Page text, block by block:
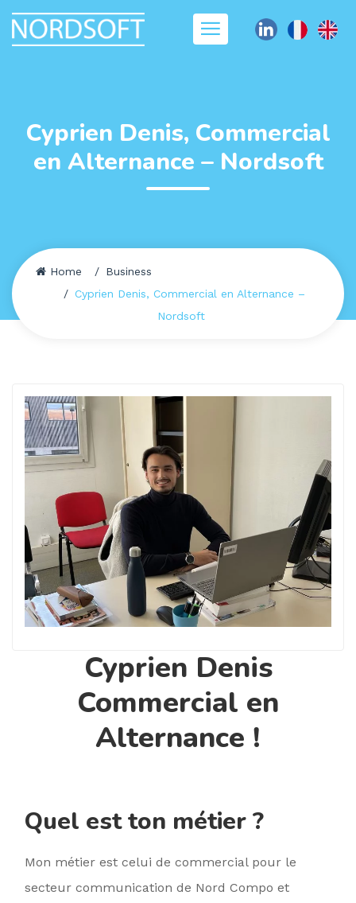
Cyprien Denis, Commercial
en Alternance – Nordsoft
Home
Business
Cyprien Denis, Commercial en Alternance –
Nordsoft
Cyprien Denis
Commercial en
Alternance !
Quel est ton métier ?
Mon métier est celui de commercial pour le
secteur communication de Nord Compo et